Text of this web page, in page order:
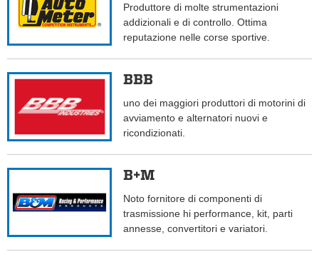
Produttore di molte strumentazioni
addizionali e di controllo. Ottima
reputazione nelle corse sportive.
BBB
uno dei maggiori produttori di motorini di
avviamento e alternatori nuovi e
ricondizionati.
B+M
Noto fornitore di componenti di
trasmissione hi performance, kit, parti
annesse, convertitori e variatori.